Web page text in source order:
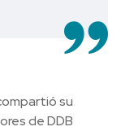
su
de DDB